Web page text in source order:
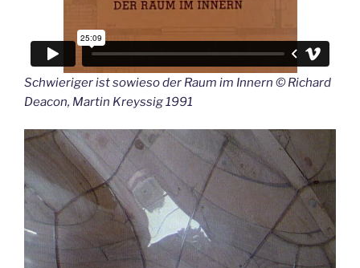
Schwieriger ist sowieso der Raum im Innern © Richard
Deacon, Martin Kreyssig 1991